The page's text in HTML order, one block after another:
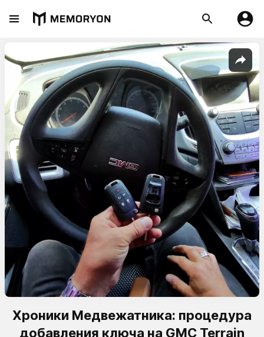
Хроники Медвежатника: процедура
добавления ключа на GMC Terrain